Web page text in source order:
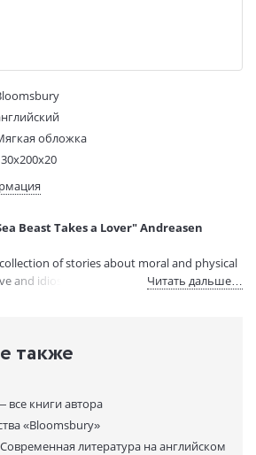
обложка
гр.
Beast Takes a Lover" Andreasen
of stories about moral and physical
and idiosyncratic faith.
Читать дальше…
также
все книги автора
«Bloomsbury»
литература на английском